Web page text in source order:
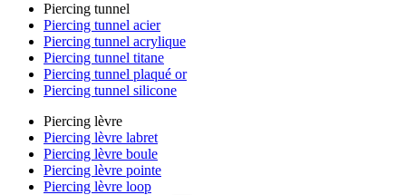
Piercing tunnel
Piercing tunnel acier
Piercing tunnel acrylique
Piercing tunnel titane
Piercing tunnel plaqué or
Piercing tunnel silicone
Piercing lèvre
Piercing lèvre labret
Piercing lèvre boule
Piercing lèvre pointe
Piercing lèvre loop